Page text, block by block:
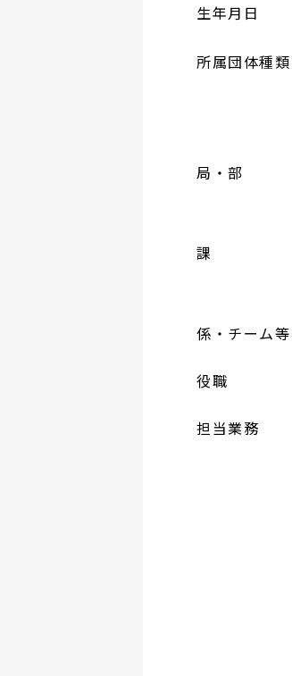
生年月日
所属団体種類
局・部
課
係・チーム等
役職
担当業務